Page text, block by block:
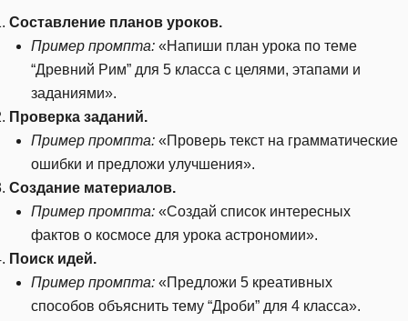
Составление планов уроков.
Пример промпта: «Напиши план урока по теме
“Древний Рим” для 5 класса с целями, этапами и
заданиями».
Проверка заданий.
Пример промпта: «Проверь текст на грамматические
ошибки и предложи улучшения».
Создание материалов.
Пример промпта: «Создай список интересных
фактов о космосе для урока астрономии».
Поиск идей.
Пример промпта: «Предложи 5 креативных
способов объяснить тему “Дроби” для 4 класса».